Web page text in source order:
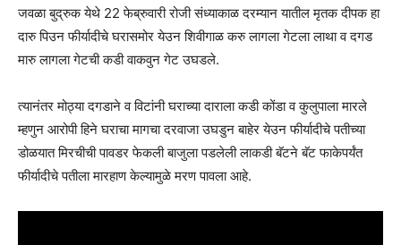
जवळा बुद्रुक येथे 22 फेब्रुवारी रोजी संध्याकाळ दरम्यान यातील मृतक दीपक हा
दारु पिउन फीर्यादीचे घरासमोर येउन शिवीगाळ करु लागला गेटला लाथा व दगड
मारु लागला गेटची कडी वाकवुन गेट उघडले.
त्यानंतर मोठ्या दगडाने व विटांनी घराच्या दाराला कडी कोंडा व कुलुपाला मारले
म्हणुन आरोपी हिने घराचा मागचा दरवाजा उघडुन बाहेर येउन फीर्यादीचे पतीच्या
डोळयात मिरचीची पावडर फेकली बाजुला पडलेली लाकडी बॅटने बॅट फाकेपर्यंत
फीर्यादीचे पतीला मारहाण केल्यामुळे मरण पावला आहे.